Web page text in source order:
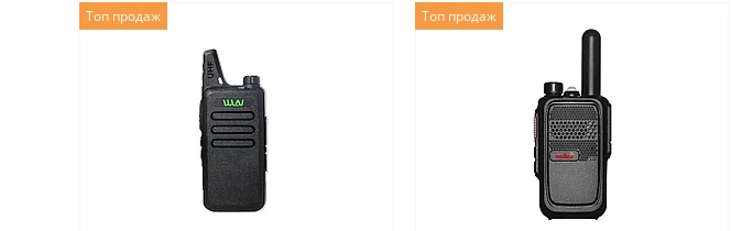
Топ продаж Топ продаж